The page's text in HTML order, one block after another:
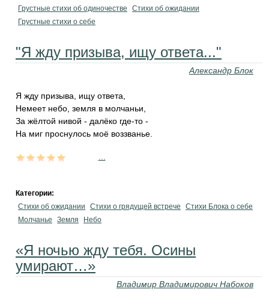
Грустные стихи об одиночестве
Стихи об ожидании
Грустные стихи о себе
"Я жду призыва, ищу ответа..."
Александр Блок
Я жду призыва, ищу ответа,
Немеет небо, земля в молчаньи,
За жёлтой нивой - далёко где-то -
На миг проснулось моё воззванье.
Категории:
Стихи об ожидании
Стихи о грядущей встрече
Стихи Блока о себе
Молчанье
Земля Небо
«Я ночью жду тебя. Осины
умирают…»
Владимир Владимирович Набоков